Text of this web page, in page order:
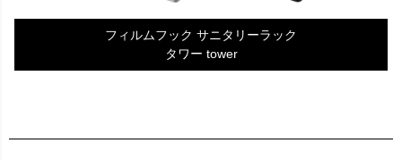
フィルムフック サニタリーラック
タワー tower